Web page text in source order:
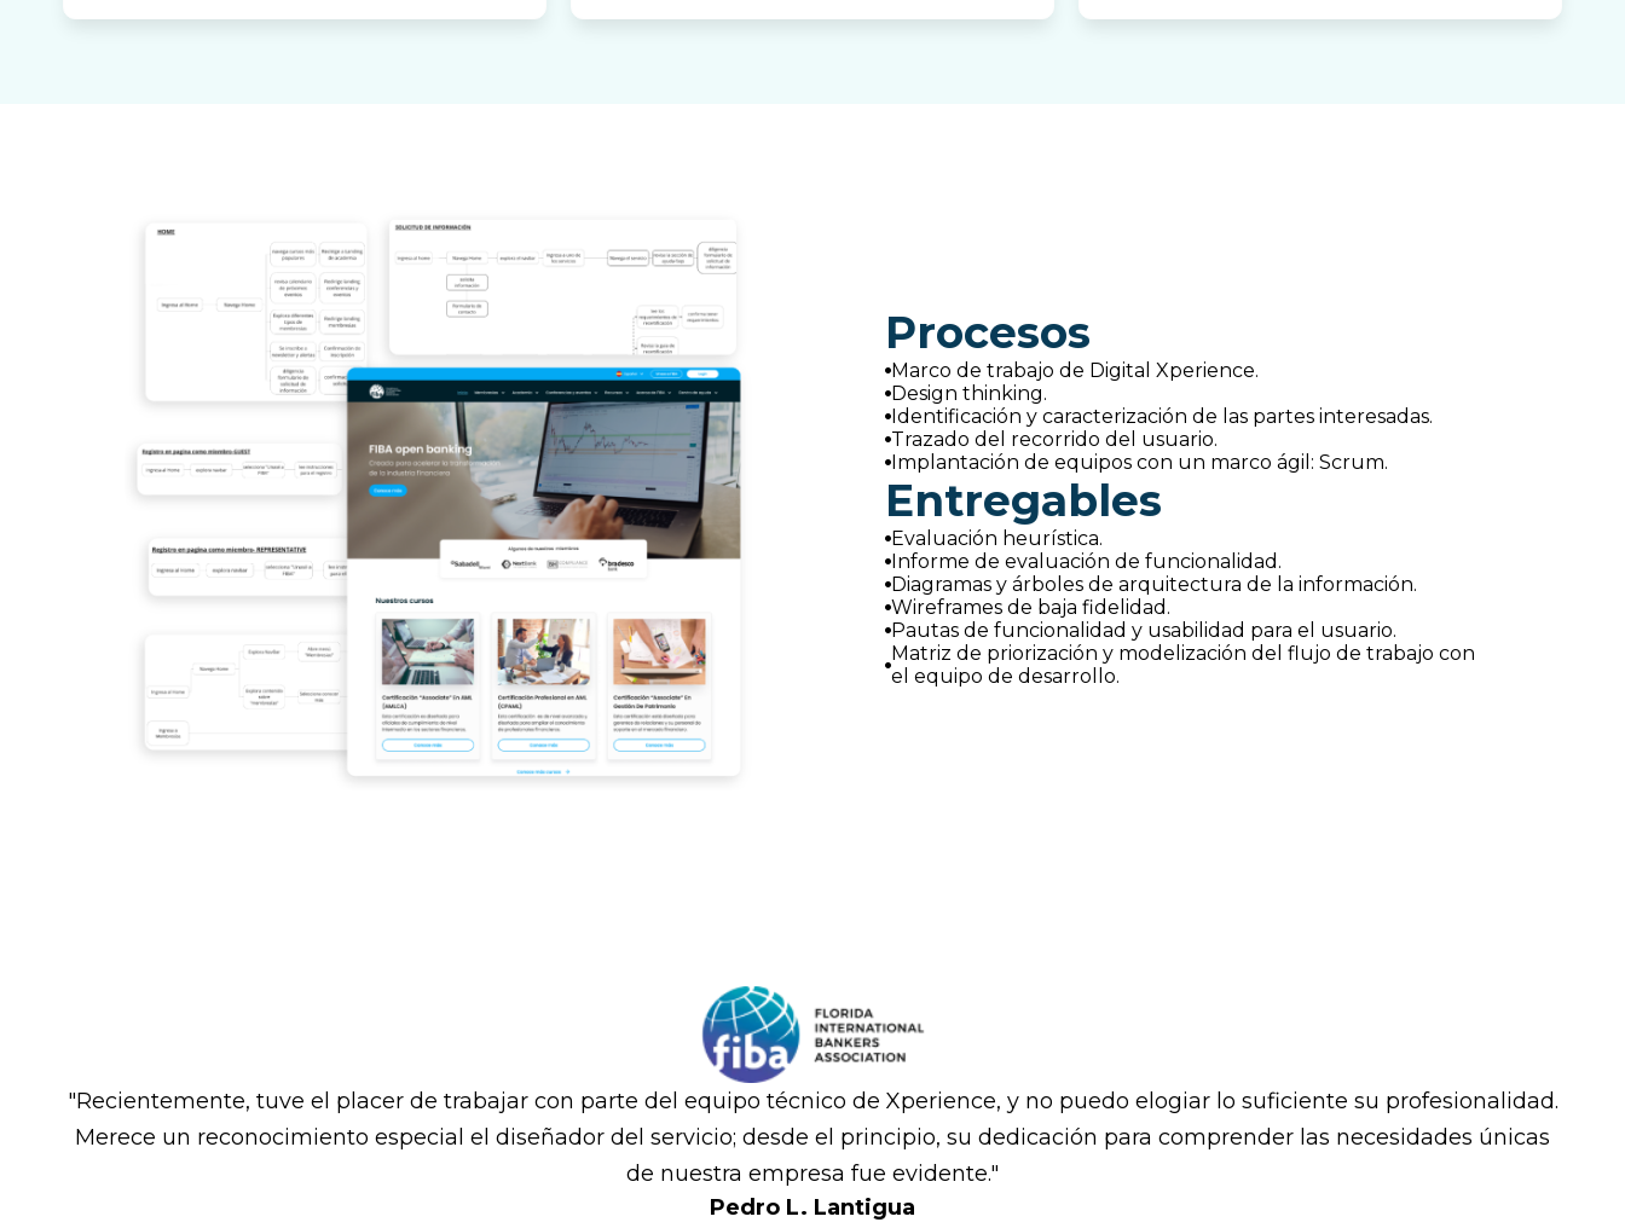
Procesos
Marco de trabajo de Digital Xperience.
Design thinking.
Identificación y caracterización de las partes interesadas.
Trazado del recorrido del usuario.
Implantación de equipos con un marco ágil: Scrum.
Entregables
Evaluación heurística.
Informe de evaluación de funcionalidad.
Diagramas y árboles de arquitectura de la información.
Wireframes de baja fidelidad.
Pautas de funcionalidad y usabilidad para el usuario.
Matriz de priorización y modelización del flujo de trabajo con
el equipo de desarrollo.
"Recientemente, tuve el placer de trabajar con parte del equipo técnico de Xperience, y no puedo elogiar lo suficiente su profesionalidad.
Merece un reconocimiento especial el diseñador del servicio; desde el principio, su dedicación para comprender las necesidades únicas
de nuestra empresa fue evidente."
Pedro L. Lantigua